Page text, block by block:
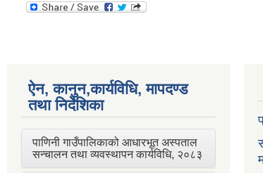
ऐन, कानुन,कार्यविधि, मापदण्ड
तथा निर्देशिका
पाणिनी गाउँपालिकाको आधारभूत अस्पताल
सन्चालन तथा व्यवस्थापन कार्यविधि, २०८३